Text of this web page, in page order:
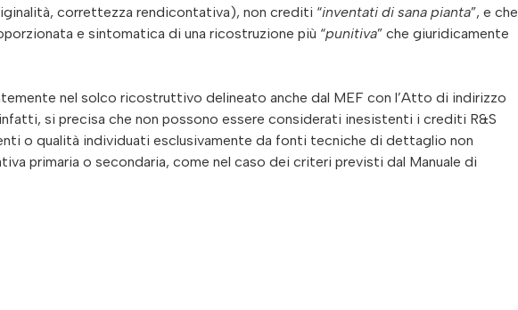
correttezza rendicontativa), non crediti “inventati di sana pianta”, e che
e sintomatica di una ricostruzione più “punitiva” che giuridicamente
nel solco ricostruttivo delineato anche dal MEF con l’Atto di indirizzo
si precisa che non possono essere considerati inesistenti i crediti R&S
o qualità individuati esclusivamente da fonti tecniche di dettaglio non
primaria o secondaria, come nel caso dei criteri previsti dal Manuale di